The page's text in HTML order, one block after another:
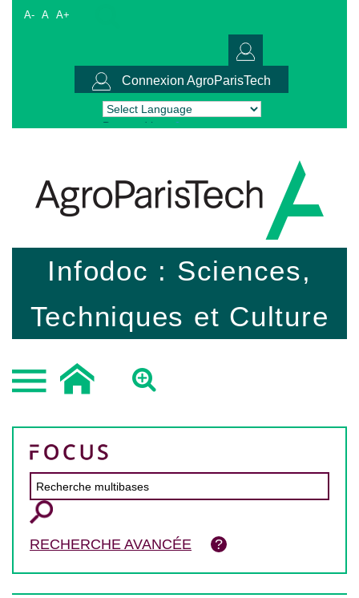
A- A A+
Connexion AgroParisTech
Powered by Translate
Infodoc : Sciences,
Techniques et Culture
RECHERCHE AVANCÉE